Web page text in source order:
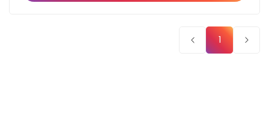
öğreneceksiniz. Eğitim, duygusal zekanızı artırmak ve
bu zekayı etkili bir şekilde kullanarak iş yerinde daha
başarılı ve etkili bir lider olmanıza yardımcı olacak
1
Abonelik paket